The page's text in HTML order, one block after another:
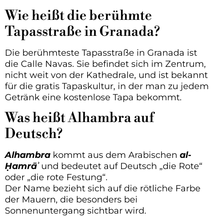
Wie heißt die berühmte
Tapasstraße in Granada?
Die berühmteste Tapasstraße in Granada ist
die Calle Navas. Sie befindet sich im Zentrum,
nicht weit von der Kathedrale, und ist bekannt
für die gratis Tapaskultur, in der man zu jedem
Getränk eine kostenlose Tapa bekommt.
Was heißt Alhambra auf
Deutsch?
Alhambra kommt aus dem Arabischen al-
Ḥamrāʾund bedeutet auf Deutsch „die Rote“
oder „die rote Festung“.
Der Name bezieht sich auf die rötliche Farbe
der Mauern, die besonders bei
Sonnenuntergang sichtbar wird.